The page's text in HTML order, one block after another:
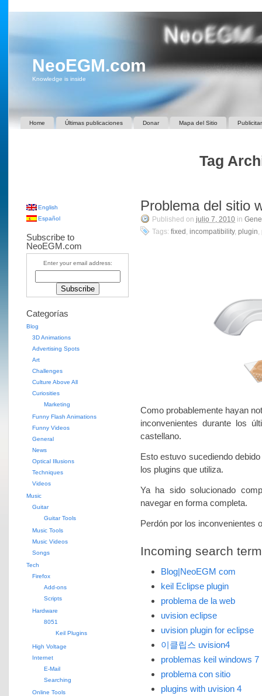
NeoEGM.com
Knowledge is inside
Home Últimas publicaciones Donar Mapa del Sitio
Tag
Problema del sitio
Published on julio 7, 2010 in
Tags: fixed , incompatibility, plugin,
Como probablemente hayan
inconvenientes durante los
castellano.
Esto estuvo sucediendo
los plugins que utiliza.
Ya ha sido solucionado
navegar en forma completa.
Perdón por los inconvenientes
Incoming search
Blog|NeoEGM com
keil Eclipse plugin
problema de la web
uvision eclipse
uvision plugin for eclipse
이클립스 uvision4
problemas keil windows 7
problema con sitio
plugins with uvision 4
English
Español
Subscribe to
NeoEGM.com
Enter your email address:
Categorías
Blog
3D Animations
Advertising Spots
Art
Challenges
Culture Above All
Curiosities
Marketing
Funny Flash Animations
Funny Videos
General
News
Optical Illusions
Techniques
Videos
Music
Guitar
Guitar Tools
Music Tools
Music Videos
Songs
Tech
Firefox
Add-ons
Scripts
Hardware
8051
Keil Plugins
High Voltage
Internet
E-Mail
Searching
Online Tools